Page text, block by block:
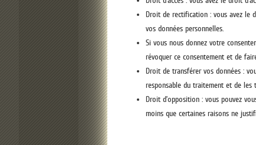
Droit de rectification : vous avez le
vos données personnelles.
Si vous nous donnez votre
révoquer ce consentement et de
Droit de transférer vos données :
responsable du traitement et de les
Droit d’opposition : vous pouvez
moins que certaines raisons ne